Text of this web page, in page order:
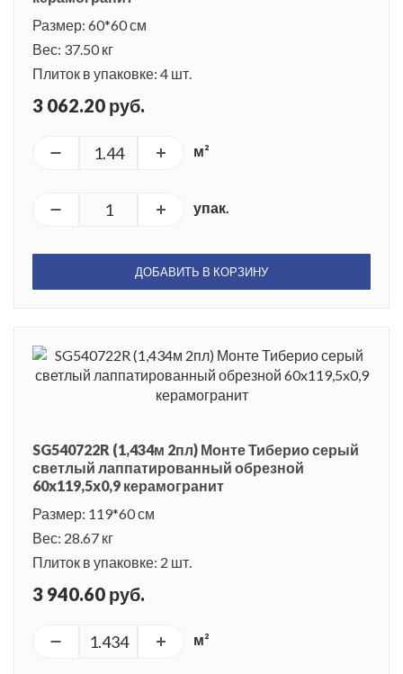
Размер: 60*60 см
Вес: 37.50 кг
Плиток в упаковке: 4 шт.
3 062.20 руб.
м²
упак.
ДОБАВИТЬ В КОРЗИНУ
SG540722R (1,434м 2пл) Монте Тиберио серый
светлый лаппатированный обрезной
60x119,5x0,9 керамогранит
Размер: 119*60 см
Вес: 28.67 кг
Плиток в упаковке: 2 шт.
3 940.60 руб.
м²